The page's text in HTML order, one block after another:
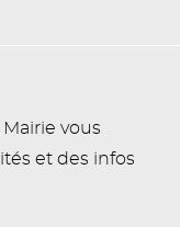
Mairie vous
et des infos